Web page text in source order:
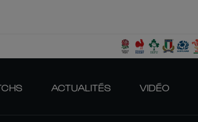
ACTUALITÉS VIDÉO